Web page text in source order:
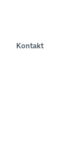
Kontakt